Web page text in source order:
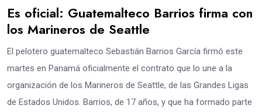
Es oficial: Guatemalteco Barrios firma con
los Marineros de Seattle
El pelotero guatemalteco Sebastián Barrios García firmó este
martes en Panamá oficialmente el contrato que lo une a la
organización de los Marineros de Seattle, de las Grandes Ligas
de Estados Unidos. Barrios, de 17 años, y que ha formado parte